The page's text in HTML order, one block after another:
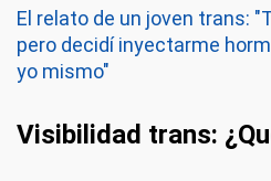
El relato de un joven trans:
pero decidí inyectarme
yo mismo"
Visibilidad trans: